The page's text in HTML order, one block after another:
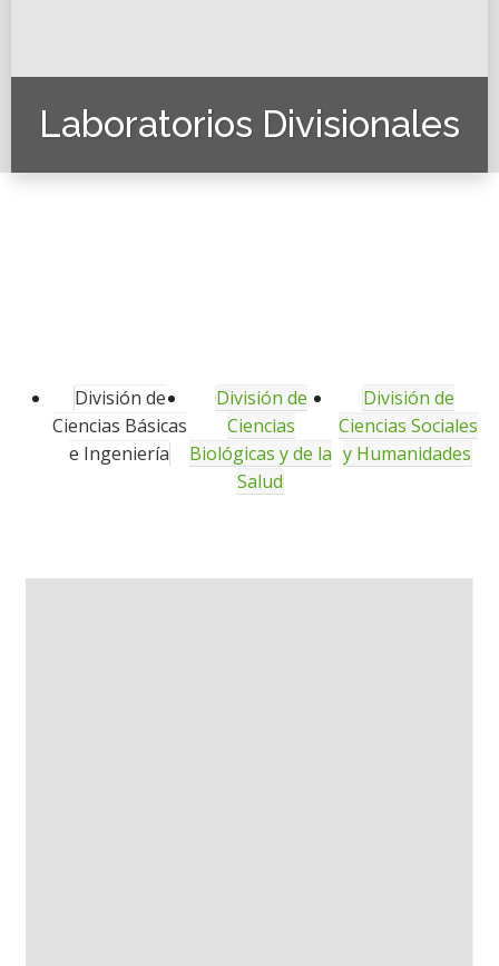
Laboratorios Divisionales
División de
Ciencias Básicas
e Ingeniería
División de
Ciencias
Biológicas y de la
Salud
División de
Ciencias Sociales
y Humanidades